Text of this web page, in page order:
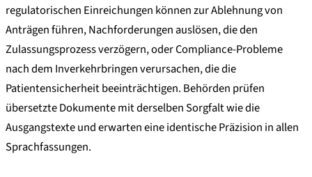
regulatorischen Einreichungen können zur Ablehnung von
Anträgen führen, Nachforderungen auslösen, die den
Zulassungsprozess verzögern, oder Compliance-Probleme
nach dem Inverkehrbringen verursachen, die die
Patientensicherheit beeinträchtigen. Behörden prüfen
übersetzte Dokumente mit derselben Sorgfalt wie die
Ausgangstexte und erwarten eine identische Präzision in allen
Sprachfassungen.